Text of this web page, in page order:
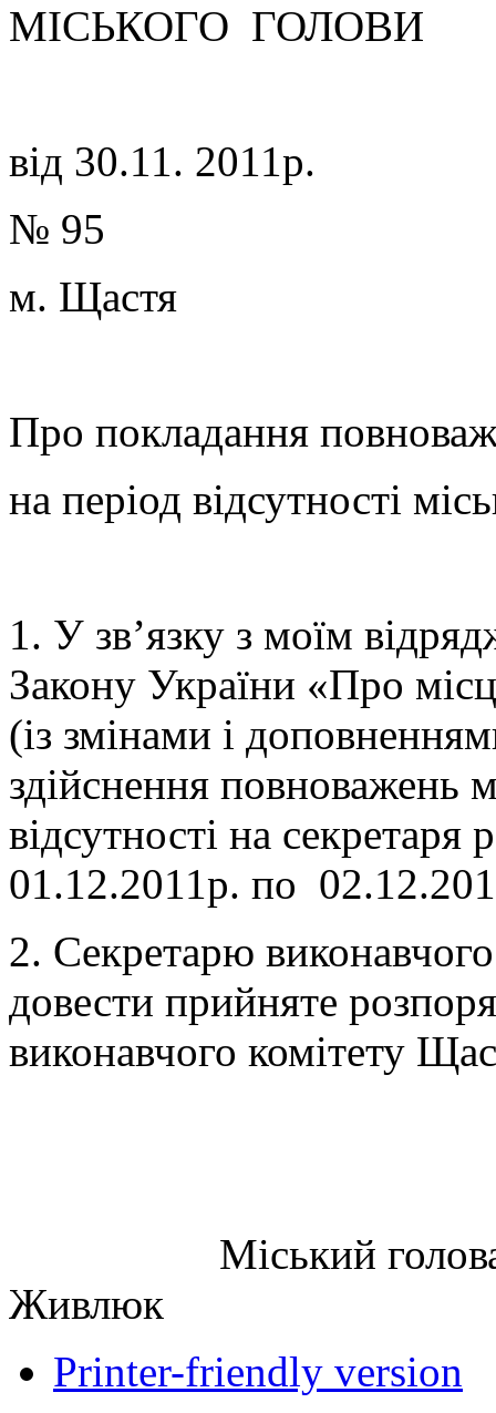
МІСЬКОГО ГОЛОВИ
від 30.11. 2011р.
№ 95
м.
Про покладання
на період відсутності
1. У зв’язку з моїм
Закону України «Про
(із змінами і
здійснення повноважень
відсутності на
01.12.2011р. по
2. Секретарю
довести прийняте
виконавчого комітету
Міський
Живлюк
Printer-friendly version